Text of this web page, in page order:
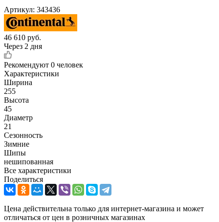
Артикул: 343436
46 610 руб.
Через 2 дня
Рекомендуют 0 человек
Характеристики
Ширина
255
Высота
45
Диаметр
21
Сезонность
Зимние
Шипы
нешипованная
Все характеристики
Поделиться
Цена действительна только для интернет-магазина и может
отличаться от цен в розничных магазинах